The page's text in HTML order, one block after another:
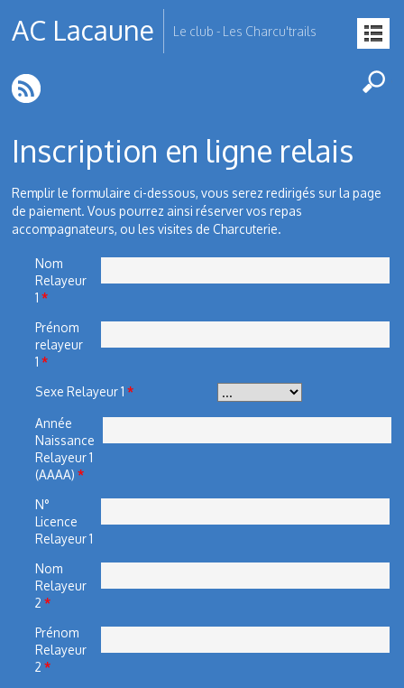
AC Lacaune Le club - Les Charcu'trails
Inscription en ligne relais
Remplir le formulaire ci-dessous, vous serez redirigés sur la page
de paiement. Vous pourrez ainsi réserver vos repas
accompagnateurs, ou les visites de Charcuterie.
Nom
Relayeur
1*
Prénom
relayeur
1*
Sexe Relayeur 1*
Année
Naissance
Relayeur 1
(AAAA)*
N°
Licence
Relayeur 1
Nom
Relayeur
2*
Prénom
Relayeur
2*